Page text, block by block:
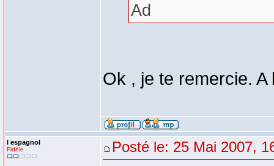
Ad
Ok , je te remercie.
l espagnol
Fidèle Posté le: 25 Mai 2007,